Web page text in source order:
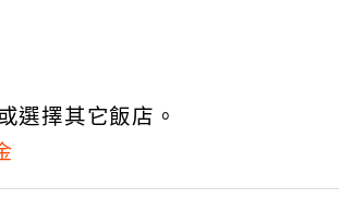
選擇其它飯店。